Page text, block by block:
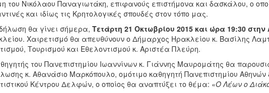
του Νικόλαου Παναγιωτάκη, επιφανούς επιστήμονα και δασκάλου, ο
και ιδίως τις Κρητολογικές σπουδές στον τόπο μας.
θα γίνει σήμερα, Τετάρτη 21 Οκτωβρίου 2015 και ώρα 19:30
Χαιρετισμό θα απευθύνουν ο Δήμαρχος Ηρακλείου κ. Βασίλης
Τουρισμού και Εθελοντισμού κ. Αριστέα Πλεύρη.
του Πανεπιστημίου Ιωαννίνων κ. Γιάννης Μαυρομάτης θα
κ. Αθανάσιο Μαρκόπουλο, ομότιμο καθηγητή Πανεπιστημίου Αθηνών
Κέντρου Δελφών, ο οποίος θα αναπτύξει το θέμα: «Ο Λέων ο